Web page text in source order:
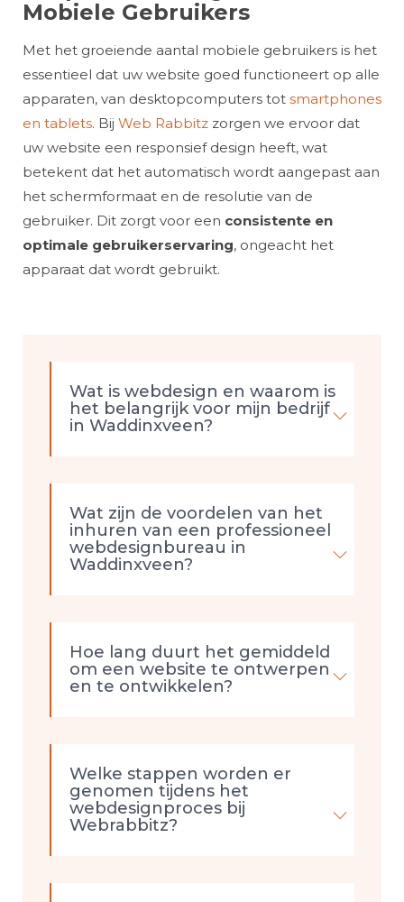
Mobiele Gebruikers
Met het groeiende aantal mobiele gebruikers is het
essentieel dat uw website goed functioneert op alle
apparaten, van desktopcomputers tot smartphones
en tablets. Bij Web Rabbitz zorgen we ervoor dat
uw website een responsief design heeft, wat
betekent dat het automatisch wordt aangepast aan
het schermformaat en de resolutie van de
gebruiker. Dit zorgt voor een consistente en
optimale gebruikerservaring, ongeacht het
apparaat dat wordt gebruikt.
Wat is webdesign en waarom is
het belangrijk voor mijn bedrijf
in Waddinxveen?
Wat zijn de voordelen van het
inhuren van een professioneel
webdesignbureau in
Waddinxveen?
Hoe lang duurt het gemiddeld
om een website te ontwerpen
en te ontwikkelen?
Welke stappen worden er
genomen tijdens het
webdesignproces bij
Webrabbitz?